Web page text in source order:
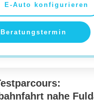
E-Auto konfigurieren
Beratungstermin
nahe